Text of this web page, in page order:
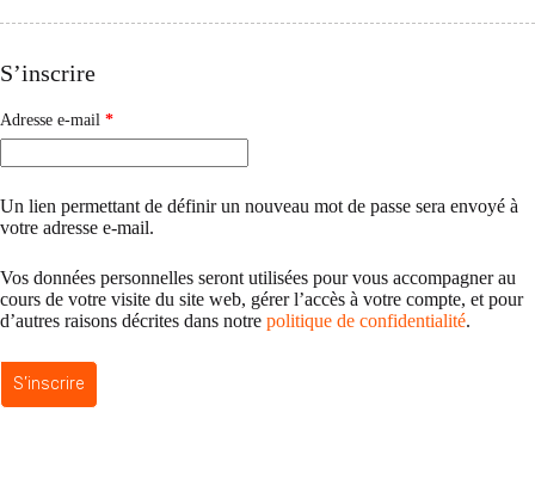
S’inscrire
Adresse e-mail *Obligatoire
Un lien permettant de définir un nouveau mot de passe sera envoyé à
votre adresse e-mail.
Vos données personnelles seront utilisées pour vous accompagner au
cours de votre visite du site web, gérer l’accès à votre compte, et pour
d’autres raisons décrites dans notre politique de confidentialité.
S’inscrire